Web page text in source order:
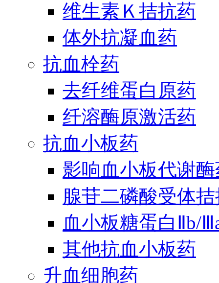
维生素Ｋ拮抗药
体外抗凝血药
抗血栓药
去纤维蛋白原药
纤溶酶原激活药
抗血小板药
影响血小板代谢
腺苷二磷酸受体
血小板糖蛋白Ⅱb/
其他抗血小板药
升血细胞药